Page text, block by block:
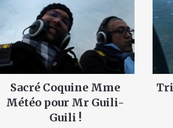
Sacré Coquine Mme
Météo pour Mr Guili-
Guili !